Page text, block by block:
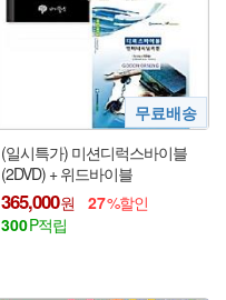
(일시특가) 미션디럭스바이블
(2DVD) + 위드바이블
365,000
27
300